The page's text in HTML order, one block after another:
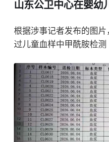
山东公卫中心在婴幼
根据涉事记者发布的图
过儿童血样中甲酰胺检测